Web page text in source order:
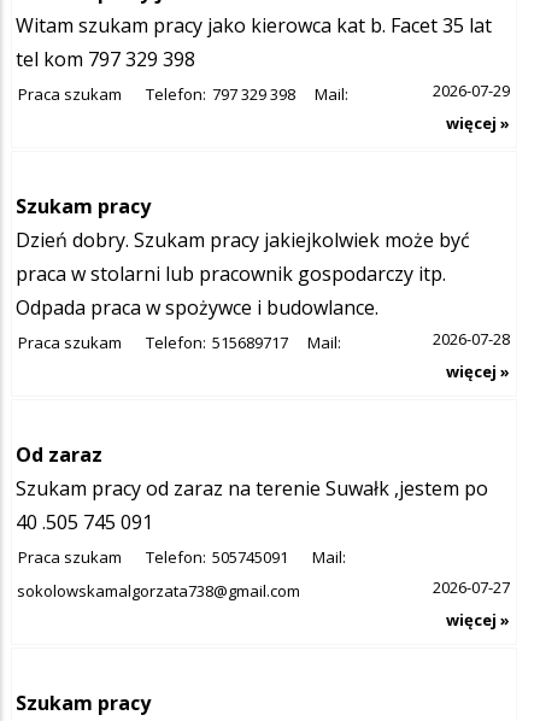
Witam szukam pracy jako kierowca kat b. Facet 35 lat
tel kom 797 329 398
Praca szukam Telefon: 797 329 398 Mail:
2026-07-29
więcej »
Szukam pracy
Dzień dobry. Szukam pracy jakiejkolwiek może być
praca w stolarni lub pracownik gospodarczy itp.
Odpada praca w spożywce i budowlance.
Praca szukam Telefon: 515689717 Mail:
2026-07-28
więcej »
Od zaraz
Szukam pracy od zaraz na terenie Suwałk ,jestem po
40 .505 745 091
Praca szukam Telefon: 505745091
Mail:
sokolowskamalgorzata738@gmail.com
2026-07-27
więcej »
Szukam pracy